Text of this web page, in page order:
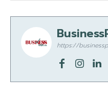
https://